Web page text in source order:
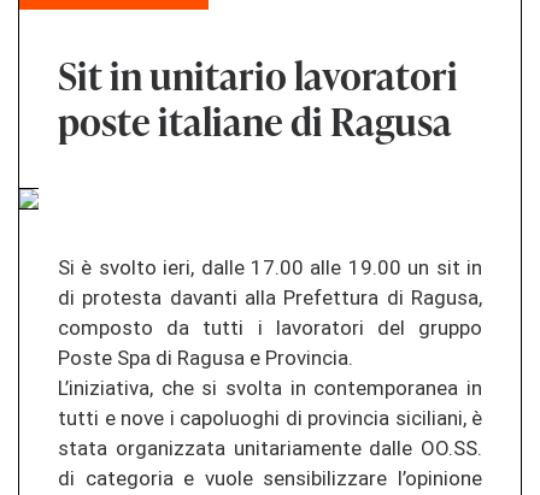
Sit in unitario lavoratori
poste italiane di Ragusa
Si è svolto ieri, dalle 17.00 alle 19.00 un sit in
di protesta davanti alla Prefettura di Ragusa,
composto da tutti i lavoratori del gruppo
Poste Spa di Ragusa e Provincia.
L’iniziativa, che si svolta in contemporanea in
tutti e nove i capoluoghi di provincia siciliani, è
stata organizzata unitariamente dalle OO.SS.
di categoria e vuole sensibilizzare l’opinione